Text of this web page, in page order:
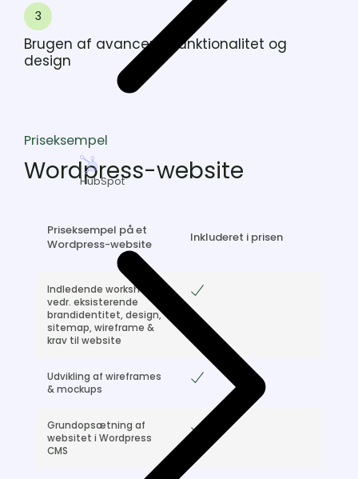
HubSpot
3
Brugen af avanceret funktionalitet og
design
Brugen
af
avanceret
funktionalitet
og
Priseksempel
Wordpress-website
Priseksempel på et
Wordpress-website
Inkluderet i prisen
Indledende workshop
vedr. eksisterende
brandidentitet, design,
sitemap, wireframe &
krav til website
Included
Udvikling af wireframes
& mockups
Included
Grundopsætning af
websitet i Wordpress
CMS
Included